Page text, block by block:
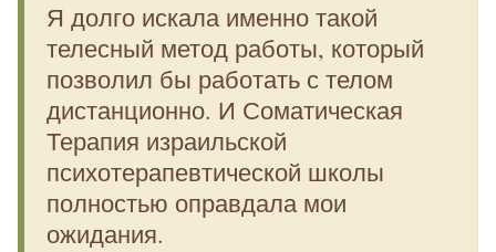
Я долго искала именно такой
телесный метод работы, который
позволил бы работать с телом
дистанционно. И Соматическая
Терапия израильской
психотерапевтической школы
полностью оправдала мои
ожидания.